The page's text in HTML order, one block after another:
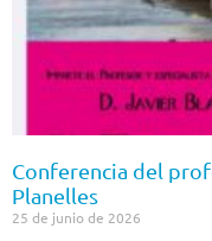
Conferencia del
Planelles
25 de junio de 2026